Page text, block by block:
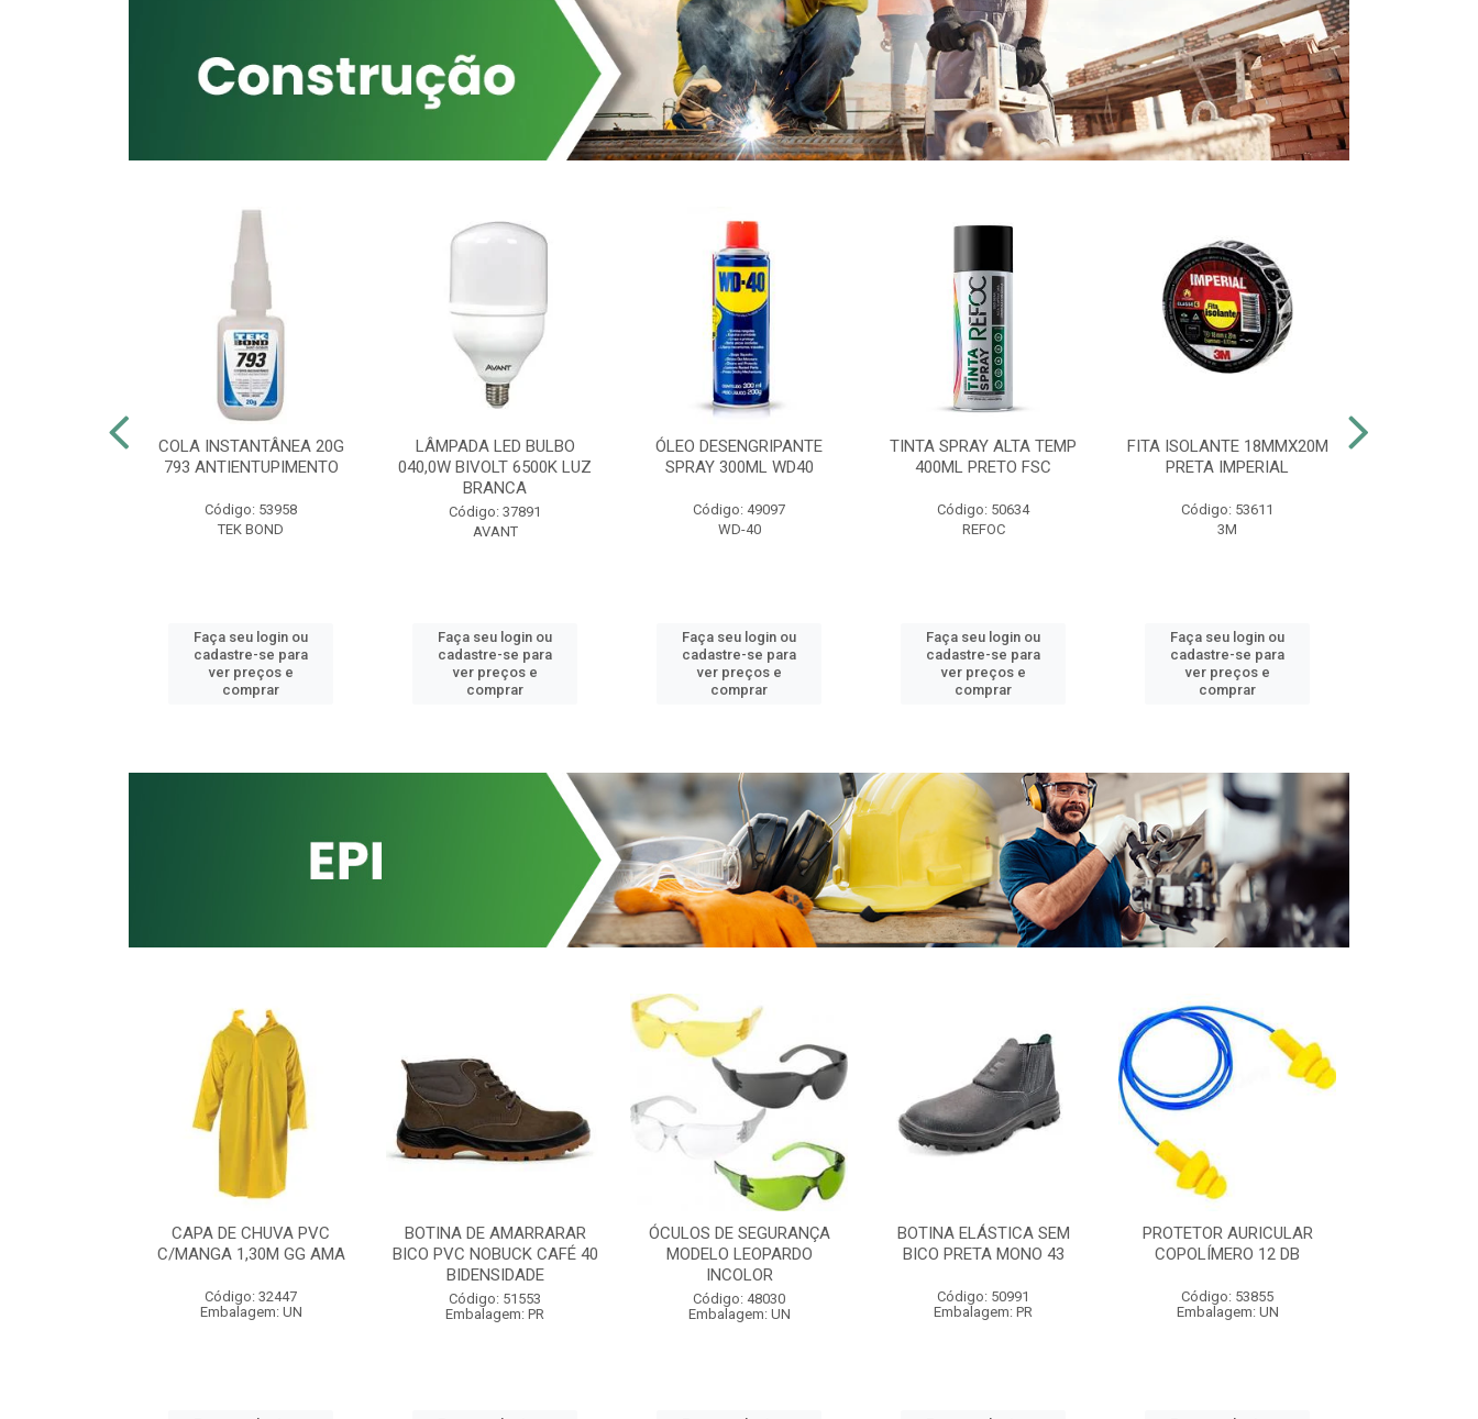
COLA INSTANTÂNEA 20G
793 ANTIENTUPIMENTO
Código: 53958
TEK BOND
Faça seu login ou
cadastre-se para
ver preços e
comprar
LÂMPADA LED BULBO
040,0W BIVOLT 6500K LUZ
BRANCA
Código: 37891
AVANT
Faça seu login ou
cadastre-se para
ver preços e
comprar
ÓLEO DESENGRIPANTE
SPRAY 300ML WD40
Código: 49097
WD-40
Faça seu login ou
cadastre-se para
ver preços e
comprar
TINTA SPRAY ALTA TEMP
400ML PRETO FSC
Código: 50634
REFOC
Faça seu login ou
cadastre-se para
ver preços e
comprar
FITA ISOLANTE 18MMX20M
PRETA IMPERIAL
Código: 53611
3M
Faça seu login ou
cadastre-se para
ver preços e
comprar
CAPA DE CHUVA PVC
C/MANGA 1,30M GG AMA
Código: 32447
Embalagem: UN
BOTINA DE AMARRARAR
BICO PVC NOBUCK CAFÉ 40
BIDENSIDADE
Código: 51553
Embalagem: PR
ÓCULOS DE SEGURANÇA
MODELO LEOPARDO
INCOLOR
Código: 48030
Embalagem: UN
BOTINA ELÁSTICA SEM
BICO PRETA MONO 43
Código: 50991
Embalagem: PR
PROTETOR AURICULAR
COPOLÍMERO 12 DB
Código: 53855
Embalagem: UN